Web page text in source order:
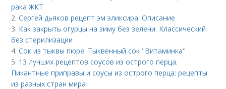
рака ЖКТ
2.Сергей дьяков рецепт эм эликсира. Описание
3. Как закрыть огурцы на зиму без зелени. Классический
без стерилизации
4.Сок из тыквы пюре. Тыквенный сок "Витаминка"
5. 13 лучших рецептов соусов из острого перца.
Пикантные приправы и соусы из острого перца: рецепты
из разных стран мира